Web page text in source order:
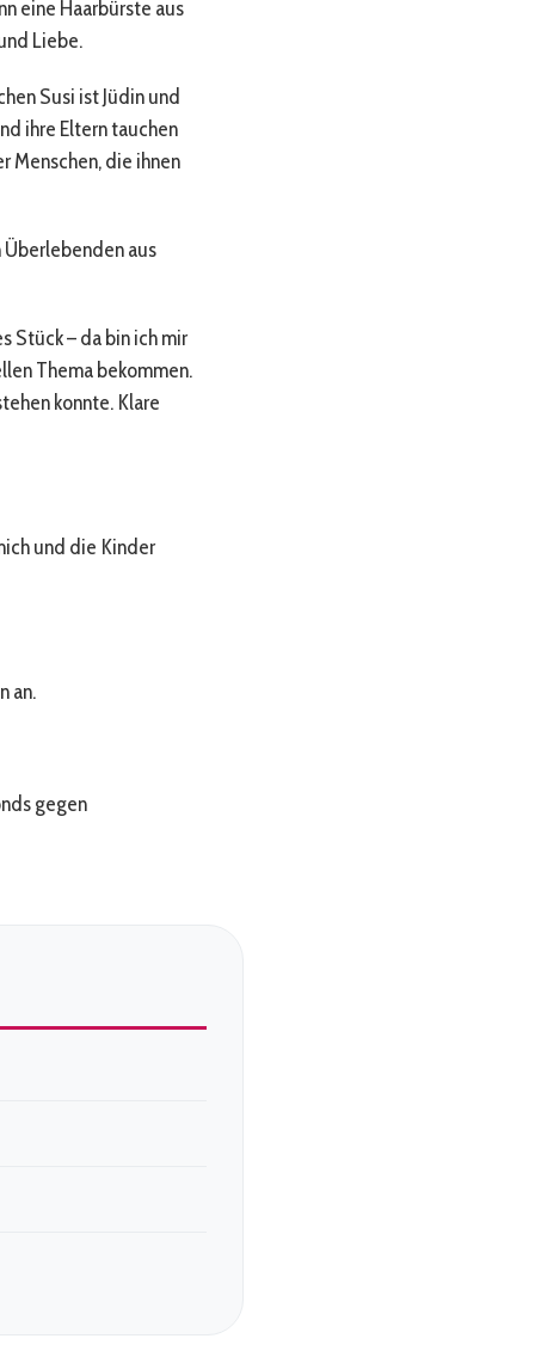
eine Haarbürste aus
Liebe.
Susi ist Jüdin und
ihre Eltern tauchen
Menschen, die ihnen
Überlebenden aus
Stück – da bin ich mir
Thema bekommen.
konnte. Klare
und die Kinder
an.
gegen